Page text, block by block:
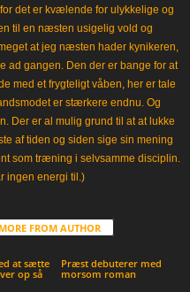
det er kvælende for ulykkelige og
til en næsten usigelig vold og
at jeg næsten hader kynikeren,
ad gangen. Den der er bange for at
med et frygteligt våben, her er tale
er stærkere endnu. Og
Der er al mulig grund til at at lukke
af tiden og siden sige sin mening
som træning i selvsamme disciplin.
ingen energi til.)
MORE FROM AUTHOR
at sætte
op så
Præst debuterer med
morsom roman